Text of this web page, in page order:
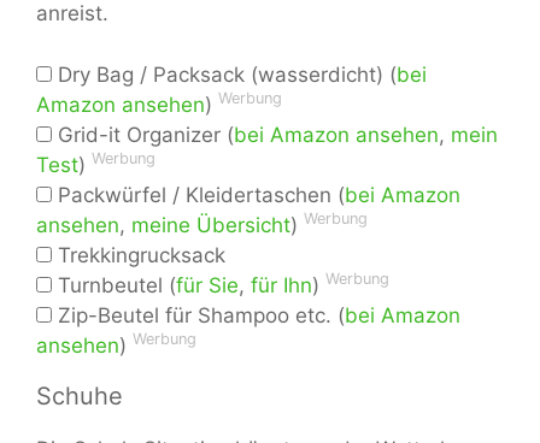
anreist.
Dry Bag / Packsack (wasserdicht) (bei
Amazon ansehen) Werbung
Grid-it Organizer (bei Amazon ansehen, mein
Test) Werbung
Packwürfel / Kleidertaschen (bei Amazon
ansehen, meine Übersicht) Werbung
Trekkingrucksack
Turnbeutel (für Sie, für Ihn) Werbung
Zip-Beutel für Shampoo etc. (bei Amazon
ansehen) Werbung
Schuhe